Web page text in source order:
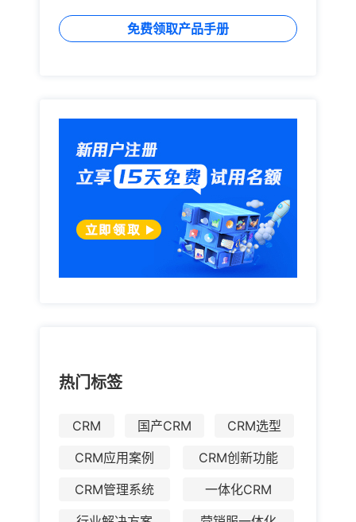
免费领取产品手册
热门标签
CRM 国产CRM
CRM选型
CRM应用案例
CRM创新功能
CRM管理系统
一体化CRM